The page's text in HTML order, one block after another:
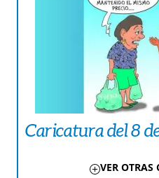
Caricatura del 8
VER OTRAS